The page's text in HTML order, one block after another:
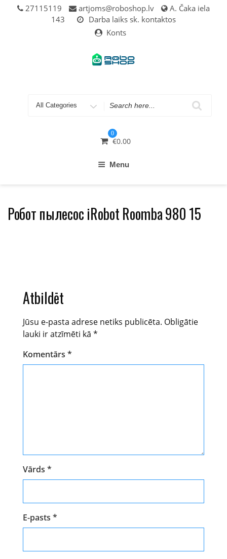
27115119 artjoms@roboshop.lv
A. Čaka iela
143
Darba laiks sk. kontaktos
Konts
Search
0
€0.00
Menu
Робот пылесос iRobot Roomba 980 15
Atbildēt
Jūsu e-pasta adrese netiks publicēta. Obligātie
lauki ir atzīmēti kā *
Komentārs *
Vārds *
E-pasts *